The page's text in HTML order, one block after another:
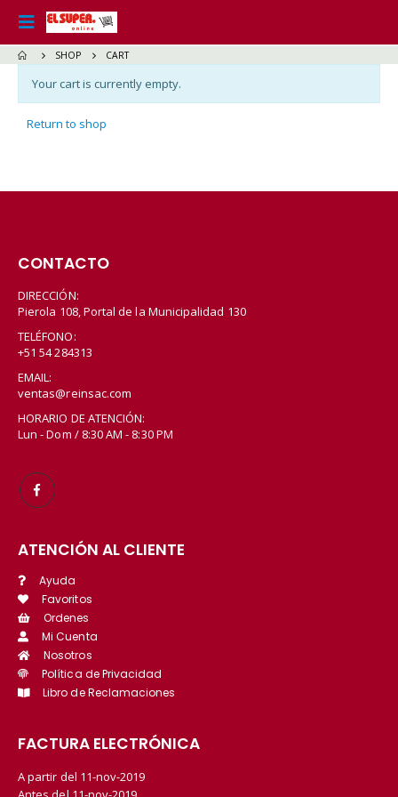
SHOP CART
Your cart is currently empty.
Return to shop
CONTACTO
DIRECCIÓN:
Pierola 108, Portal de la Municipalidad 130
TELÉFONO:
+51 54 284313
EMAIL:
ventas@reinsac.com
HORARIO DE ATENCIÓN:
Lun - Dom / 8:30 AM - 8:30 PM
ATENCIÓN AL CLIENTE
Ayuda
Favoritos
Ordenes
Mi Cuenta
Nosotros
Política de Privacidad
Libro de Reclamaciones
FACTURA ELECTRÓNICA
A partir del 11-nov-2019